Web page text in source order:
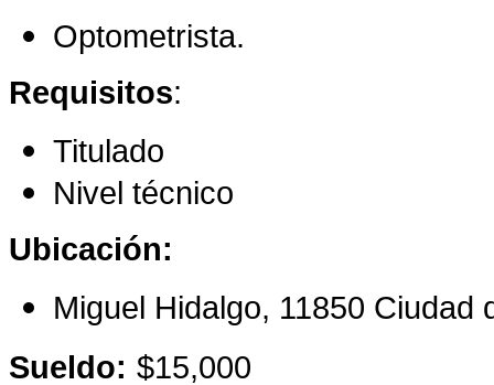
Optometrista.
Requisitos:
Titulado
Nivel técnico
Ubicación:
Miguel Hidalgo, 11850 Ciudad
Sueldo: $15,000